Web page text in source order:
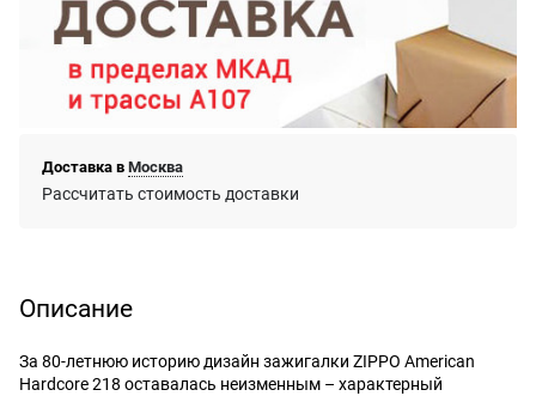
Доставка в Москва
Рассчитать стоимость доставки
Описание
За 80-летнюю историю дизайн зажигалки ZIPPO American
Hardcore 218 оставалась неизменным – характерный